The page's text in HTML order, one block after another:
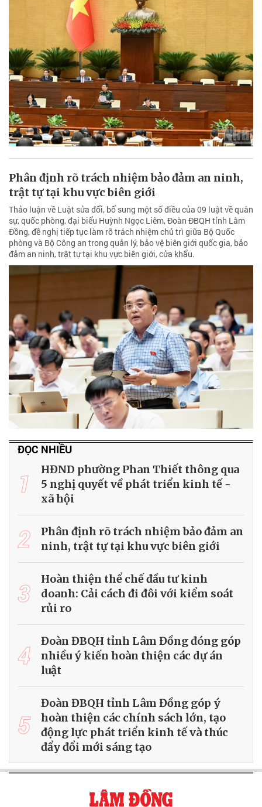
Phân định rõ trách nhiệm bảo đảm an ninh,
trật tự tại khu vực biên giới
Thảo luận về Luật sửa đổi, bổ sung một số điều của 09 luật về quân
sự, quốc phòng, đại biểu Huỳnh Ngọc Liêm, Đoàn ĐBQH tỉnh Lâm
Đồng, đề nghị tiếp tục làm rõ trách nhiệm chủ trì giữa Bộ Quốc
phòng và Bộ Công an trong quản lý, bảo vệ biên giới quốc gia, bảo
đảm an ninh, trật tự tại khu vực biên giới, cửa khẩu.
ĐỌC NHIỀU
1
HĐND phường Phan Thiết thông qua
5 nghị quyết về phát triển kinh tế -
xã hội
2
Phân định rõ trách nhiệm bảo đảm an
ninh, trật tự tại khu vực biên giới
3
Hoàn thiện thể chế đầu tư kinh
doanh: Cải cách đi đôi với kiểm soát
rủi ro
4
Đoàn ĐBQH tỉnh Lâm Đồng đóng góp
nhiều ý kiến hoàn thiện các dự án
luật
5
Đoàn ĐBQH tỉnh Lâm Đồng góp ý
hoàn thiện các chính sách lớn, tạo
động lực phát triển kinh tế và thúc
đẩy đổi mới sáng tạo